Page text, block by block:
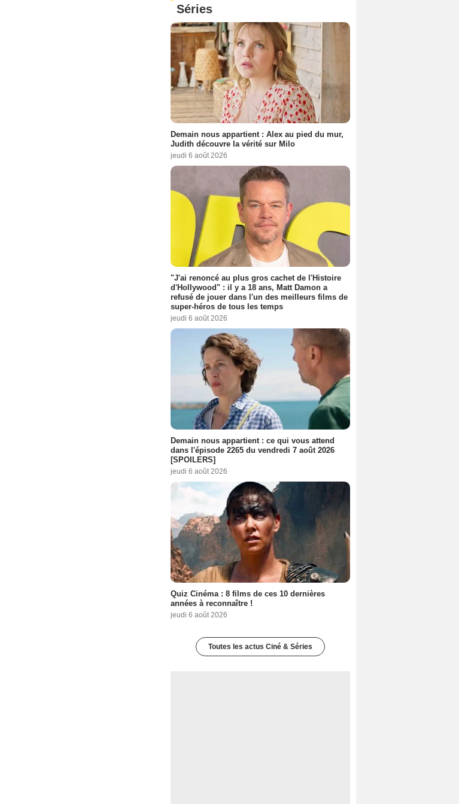
Séries
Demain nous appartient : Alex au pied du mur,
Judith découvre la vérité sur Milo
jeudi 6 août 2026
"J'ai renoncé au plus gros cachet de l'Histoire
d'Hollywood" : il y a 18 ans, Matt Damon a
refusé de jouer dans l'un des meilleurs films de
super-héros de tous les temps
jeudi 6 août 2026
Demain nous appartient : ce qui vous attend
dans l'épisode 2265 du vendredi 7 août 2026
[SPOILERS]
jeudi 6 août 2026
Quiz Cinéma : 8 films de ces 10 dernières
années à reconnaître !
jeudi 6 août 2026
Toutes les actus Ciné & Séries